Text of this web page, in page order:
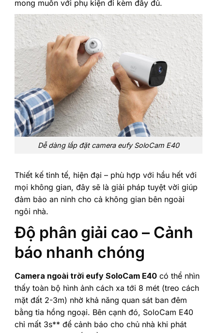
mong muốn với phụ kiện đi kèm đầy đủ.
Dễ dàng lắp đặt camera eufy SoloCam E40
Thiết kế tinh tế, hiện đại – phù hợp với hầu hết với
mọi không gian, đây sẽ là giải pháp tuyệt vời giúp
đảm bảo an ninh cho cả không gian bên ngoài
ngôi nhà.
Độ phân giải cao – Cảnh
báo nhanh chóng
Camera ngoài trời eufy SoloCam E40 có thể nhìn
thấy toàn bộ hình ảnh cách xa tới 8 mét (treo cách
mặt đất 2-3m) nhờ khả năng quan sát ban đêm
bằng tia hồng ngoại. Bên cạnh đó, SoloCam E40
chỉ mất 3s** để cảnh báo cho chủ nhà khi phát